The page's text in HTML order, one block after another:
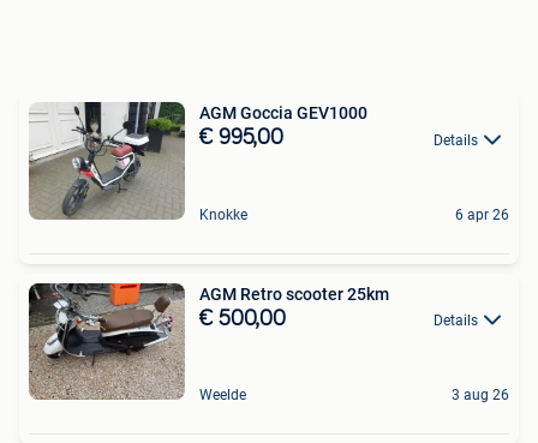
AGM Goccia GEV1000
€ 995,00 Details
Knokke 6 apr 26
AGM Retro scooter 25km
€ 500,00 Details
Weelde 3 aug 26